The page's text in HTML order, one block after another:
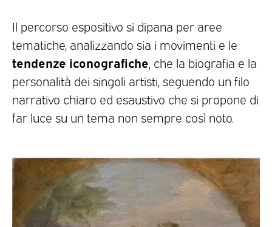
Il percorso espositivo si dipana per aree
tematiche, analizzando sia i movimenti e le
tendenze iconografiche , che la biografia e la
personalità dei singoli artisti, seguendo un filo
narrativo chiaro ed esaustivo che si propone di
far luce su un tema non sempre così noto.